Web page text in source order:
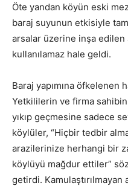
Öte yandan köyün eski
baraj suyunun etkisiyle
arsalar üzerine inşa edilen
kullanılamaz hale geldi.
Baraj yapımına
Yetkililerin ve firma
yıkıp geçmesine sadece
köylüler, “Hiçbir tedbir
arazilerinize herhangi bir
köylüyü mağdur ettiler”
getirdi.